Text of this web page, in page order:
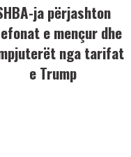
ja përjashton
e mençur dhe
nga tarifat
e Trump